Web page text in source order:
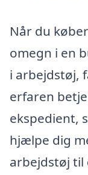
Når du
omegn i en
i arbejdstøj,
erfaren
ekspedient,
hjælpe dig
arbejdstøj til